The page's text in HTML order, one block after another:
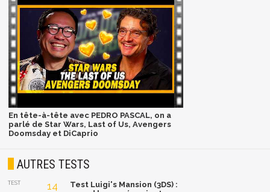
En tête-à-tête avec PEDRO PASCAL, on a
parlé de Star Wars, Last of Us, Avengers
Doomsday et DiCaprio
AUTRES TESTS
TEST 14
Test Luigi's Mansion (3DS) :